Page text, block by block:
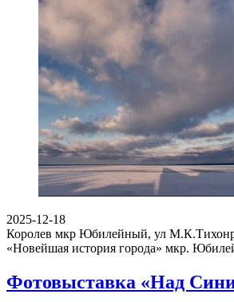
2025-12-18
Королев мкр Юбилейный, ул
«Новейшая история города» мкр.
Фотовыставка «Над